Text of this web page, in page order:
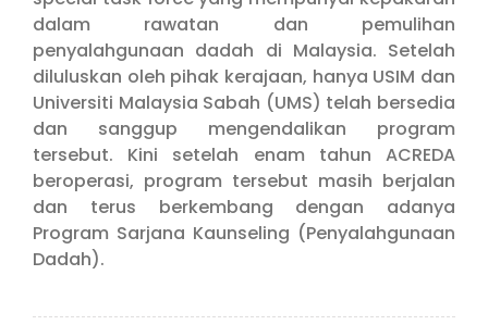
dalam rawatan dan pemulihan
penyalahgunaan dadah di Malaysia. Setelah
diluluskan oleh pihak kerajaan, hanya USIM dan
Universiti Malaysia Sabah (UMS) telah bersedia
dan sanggup mengendalikan program
tersebut. Kini setelah enam tahun ACREDA
beroperasi, program tersebut masih berjalan
dan terus berkembang dengan adanya
Program Sarjana Kaunseling (Penyalahgunaan
Dadah).